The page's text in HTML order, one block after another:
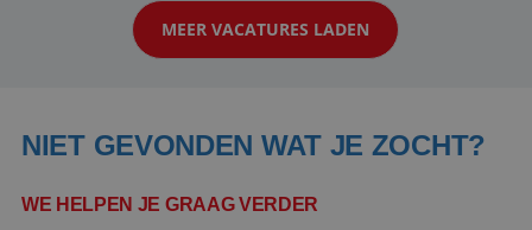
werken: of het nu gaat om vragen ...
MEER VACATURES LADEN
NIET GEVONDEN WAT JE ZOCHT?
WE HELPEN JE GRAAG VERDER